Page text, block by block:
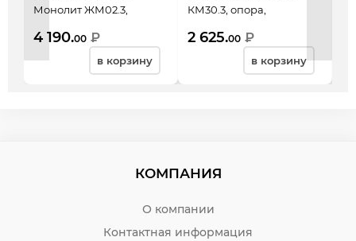
Монолит ЖМ02.3,
гварнери
4 190.00 ₽
в корзину
КМ30.3, опора,
гварнери
2 625.00 ₽
в корзину
КОМПАНИЯ
О компании
Контактная информация